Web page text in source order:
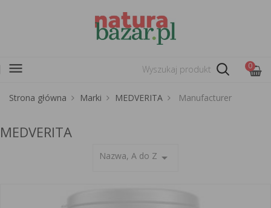
menu 0
Strona główna Marki MEDVERITA Manufacturer
MEDVERITA
Nazwa, A do Z arrow_drop_down